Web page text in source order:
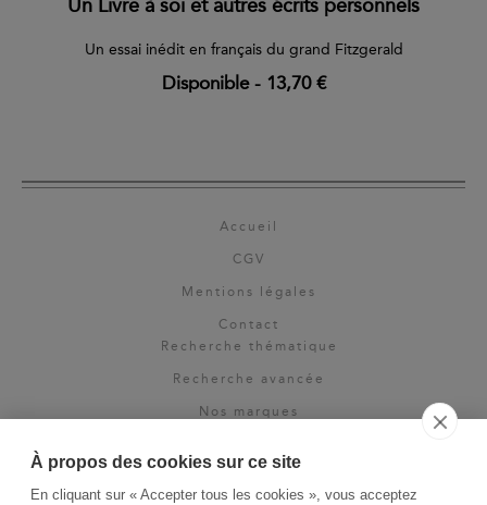
À propos des cookies sur ce site
En cliquant sur « Accepter tous les cookies », vous acceptez
Un Livre à soi et autres écrits personnels
Un essai inédit en français du grand Fitzgerald
Disponible- 13,70 €
Accueil
CGV
Mentions légales
Contact
Recherche thématique
Recherche avancée
Nos marques
Espace pro
Newsletter